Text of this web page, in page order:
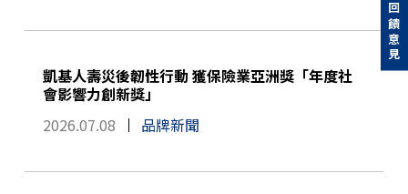
凱基人壽災後韌性行動 獲保險業亞洲獎「年度社
會影響力創新獎」
2026.07.08
品牌新聞
回饋意見